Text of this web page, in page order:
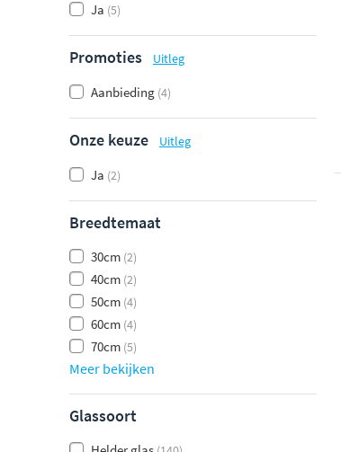
Ja (5)
Promoties Uitleg
Aanbieding (4)
Onze keuze Uitleg
Ja (2)
Breedtemaat
30cm (2)
40cm (2)
50cm (4)
60cm (4)
70cm (5)
Meer bekijken
Glassoort